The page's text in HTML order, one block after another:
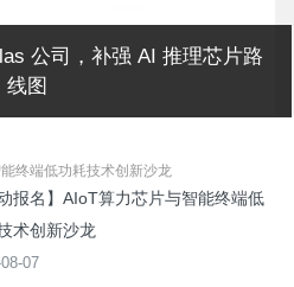
公司，补强 AI 推理芯片路
线图
动报名】AIoT算力芯片与智能终端低
术创新沙龙
07